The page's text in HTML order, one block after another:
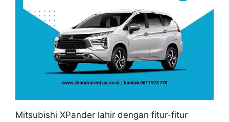
Mitsubishi XPander lahir dengan fitur-fitur